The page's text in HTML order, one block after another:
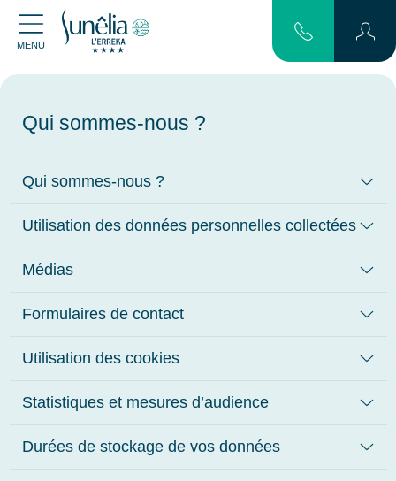
MENU
Qui sommes-nous ?
Qui sommes-nous ?
Utilisation des données personnelles collectées
Médias
Formulaires de contact
Utilisation des cookies
Statistiques et mesures d’audience
Durées de stockage de vos données